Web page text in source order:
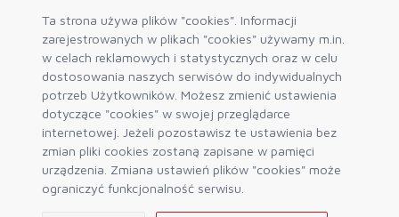
Ta strona używa plików "cookies". Informacji
zarejestrowanych w plikach "cookies" używamy m.in.
w celach reklamowych i statystycznych oraz w celu
dostosowania naszych serwisów do indywidualnych
potrzeb Użytkowników. Możesz zmienić ustawienia
dotyczące "cookies" w swojej przeglądarce
internetowej. Jeżeli pozostawisz te ustawienia bez
zmian pliki cookies zostaną zapisane w pamięci
urządzenia. Zmiana ustawień plików "cookies" może
ograniczyć funkcjonalność serwisu.
Formy płatności
Dostawa i wysyłka
Zwrot i wymiana
System rabatowy
Kody rabatowe
Blog